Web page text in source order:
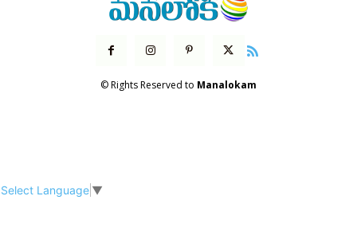
© Rights Reserved to Manalokam
Select Language ▼